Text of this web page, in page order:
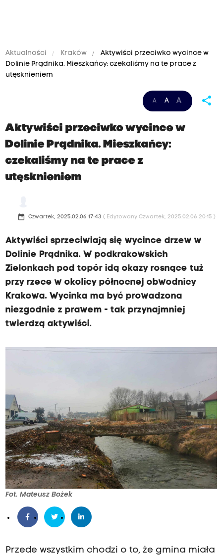
Aktualności Kraków
Aktywiści przeciwko wycince w
Dolinie Prądnika. Mieszkańcy: czekaliśmy na te prace z
utęsknieniem
A A A share
Aktywiści przeciwko wycince w
Dolinie Prądnika. Mieszkańcy:
czekaliśmy na te prace z
utęsknieniem
date_range Czwartek, 2025.02.06 17:43 ( Edytowany Czwartek, 2025.02.06 20:15 )
Aktywiści sprzeciwiają się wycince drzew w
Dolinie Prądnika. W podkrakowskich
Zielonkach pod topór idą okazy rosnące tuż
przy rzece w okolicy północnej obwodnicy
Krakowa. Wycinka ma być prowadzona
niezgodnie z prawem - tak przynajmniej
twierdzą aktywiści.
Fot. Mateusz Bożek
Przede wszystkim chodzi o to, że gmina miała